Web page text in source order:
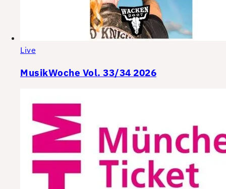
Live
MusikWoche Vol. 33/34 2026